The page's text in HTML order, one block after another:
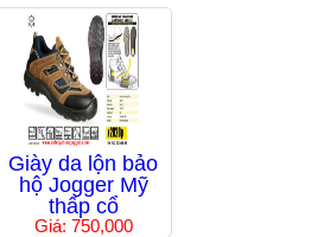
Giày da lộn bảo
hộ Jogger Mỹ
thấp cổ
Giá: 750,000